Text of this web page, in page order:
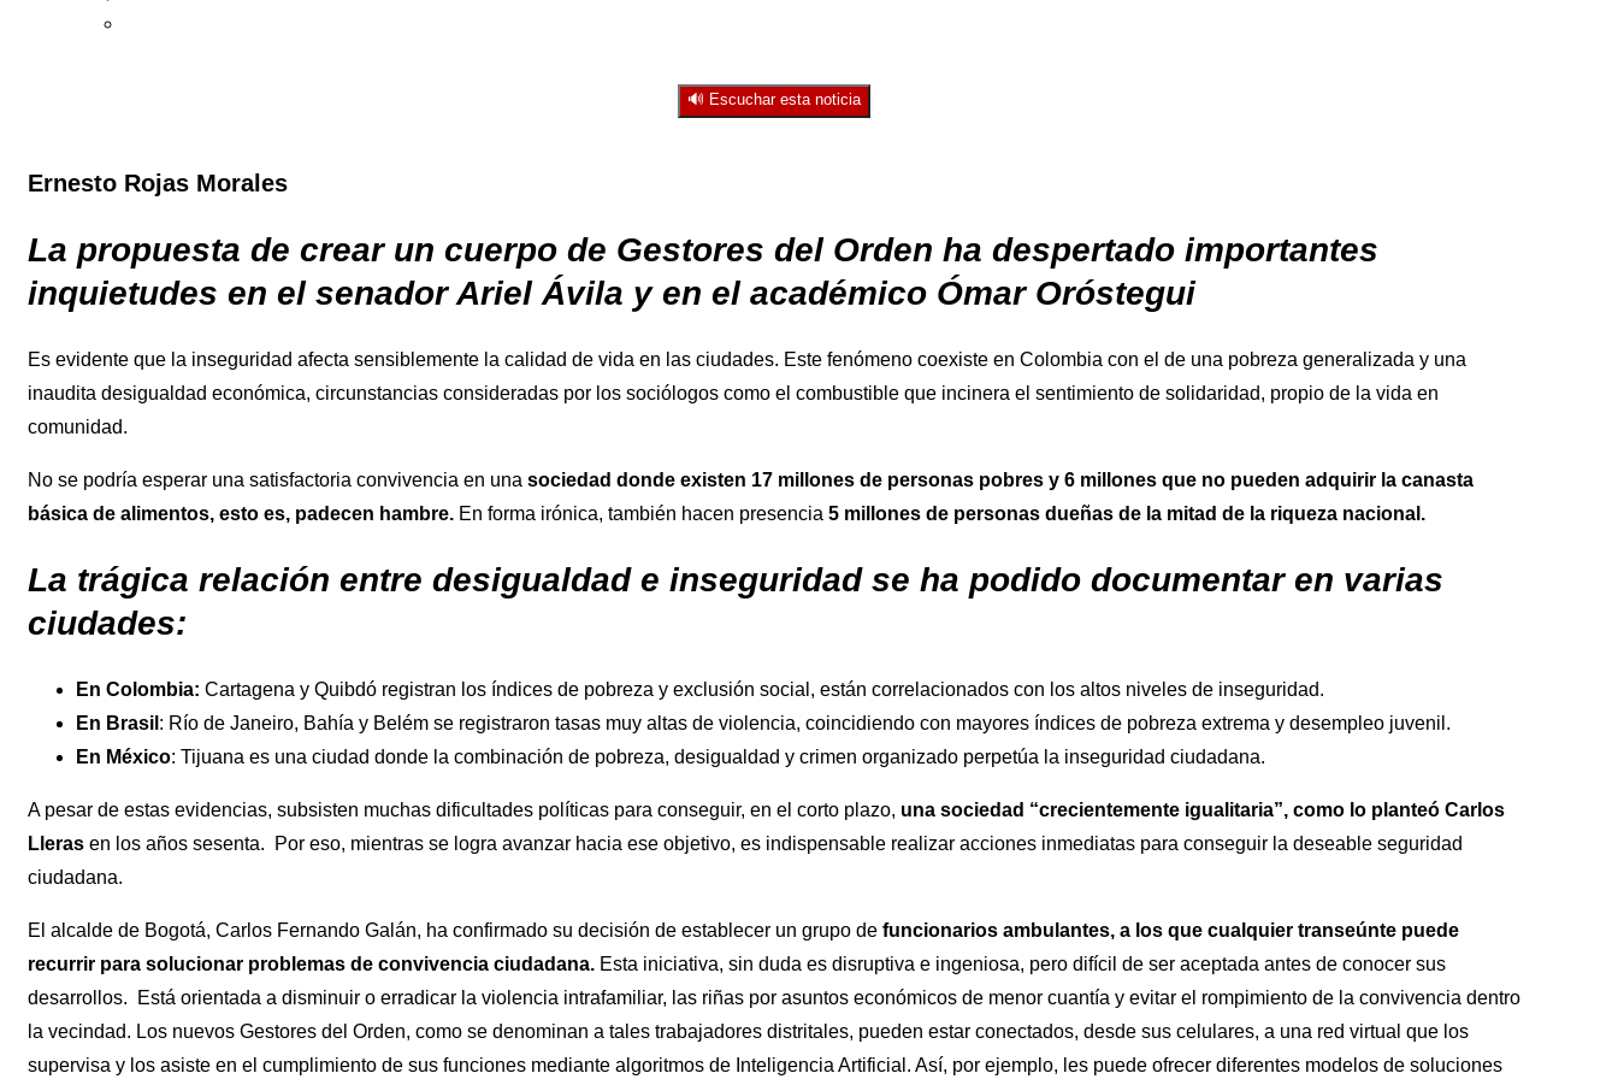
🔊 Escuchar esta noticia
Ernesto Rojas Morales
La propuesta de crear un cuerpo de Gestores del Orden ha despertado importantes
inquietudes en el senador Ariel Ávila y en el académico Ómar Oróstegui
Es evidente que la inseguridad afecta sensiblemente la calidad de vida en las ciudades. Este fenómeno coexiste en Colombia con el de una pobreza generalizada y una
inaudita desigualdad económica, circunstancias consideradas por los sociólogos como el combustible que incinera el sentimiento de solidaridad, propio de la vida en
comunidad.
No se podría esperar una satisfactoria convivencia en una sociedad donde existen 17 millones de personas pobres y 6 millones que no pueden adquirir la canasta
básica de alimentos, esto es, padecen hambre. En forma irónica, también hacen presencia 5 millones de personas dueñas de la mitad de la riqueza nacional.
La trágica relación entre desigualdad e inseguridad se ha podido documentar en varias
ciudades:
En Colombia: Cartagena y Quibdó registran los índices de pobreza y exclusión social, están correlacionados con los altos niveles de inseguridad.
En Brasil : Río de Janeiro, Bahía y Belém se registraron tasas muy altas de violencia, coincidiendo con mayores índices de pobreza extrema y desempleo juvenil.
En México: Tijuana es una ciudad donde la combinación de pobreza, desigualdad y crimen organizado perpetúa la inseguridad ciudadana.
A pesar de estas evidencias, subsisten muchas dificultades políticas para conseguir, en el corto plazo, una sociedad “crecientemente igualitaria”, como lo planteó Carlos
Lleras en los años sesenta. Por eso, mientras se logra avanzar hacia ese objetivo, es indispensable realizar acciones inmediatas para conseguir la deseable seguridad
ciudadana.
El alcalde de Bogotá, Carlos Fernando Galán, ha confirmado su decisión de establecer un grupo de funcionarios ambulantes, a los que cualquier transeúnte puede
recurrir para solucionar problemas de convivencia ciudadana. Esta iniciativa, sin duda es disruptiva e ingeniosa, pero difícil de ser aceptada antes de conocer sus
desarrollos. Está orientada a disminuir o erradicar la violencia intrafamiliar, las riñas por asuntos económicos de menor cuantía y evitar el rompimiento de la convivencia dentro
la vecindad. Los nuevos Gestores del Orden, como se denominan a tales trabajadores distritales, pueden estar conectados, desde sus celulares, a una red virtual que los
supervisa y los asiste en el cumplimiento de sus funciones mediante algoritmos de Inteligencia Artificial. Así, por ejemplo, les puede ofrecer diferentes modelos de soluciones